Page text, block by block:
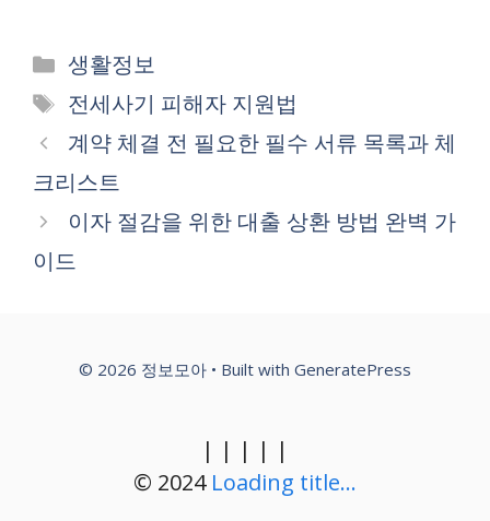
Categories
생활정보
Tags
전세사기 피해자 지원법
계약 체결 전 필요한 필수 서류 목록과 체
크리스트
이자 절감을 위한 대출 상환 방법 완벽 가
이드
© 2026 정보모아 • Built with GeneratePress
| | | | |
© 2024 Loading title...